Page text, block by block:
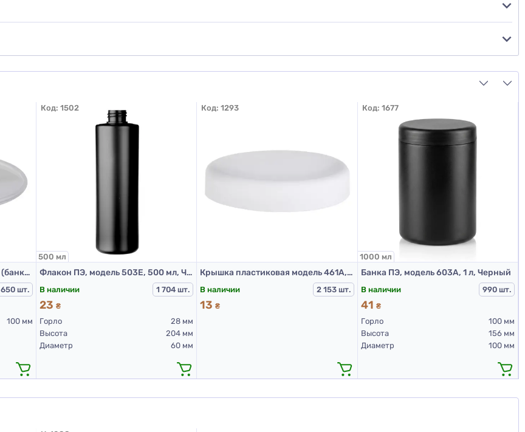
Вкладыш 460А, прозрачный (банка 601А 500 мл и 300 мл)
650 шт.
100 мм
Код: 1502
500 мл
Флакон ПЭ, модель 503Е, 500 мл, Черный (пластиковые флаконы 500 мл)
В наличии 1 704 шт.
23 ₴
Горло
28 мм
Высота
204 мм
Диаметр
60 мм
Код:1293
Крышка пластиковая модель 461А, Д100, белый
В наличии 2 153 шт.
13₴
Код: 1677
1000 мл
Банка ПЭ, модель 603А, 1 л, Черный
В наличии 990 шт.
41 ₴
Горло
100 мм
Высота
156 мм
Диаметр
100 мм